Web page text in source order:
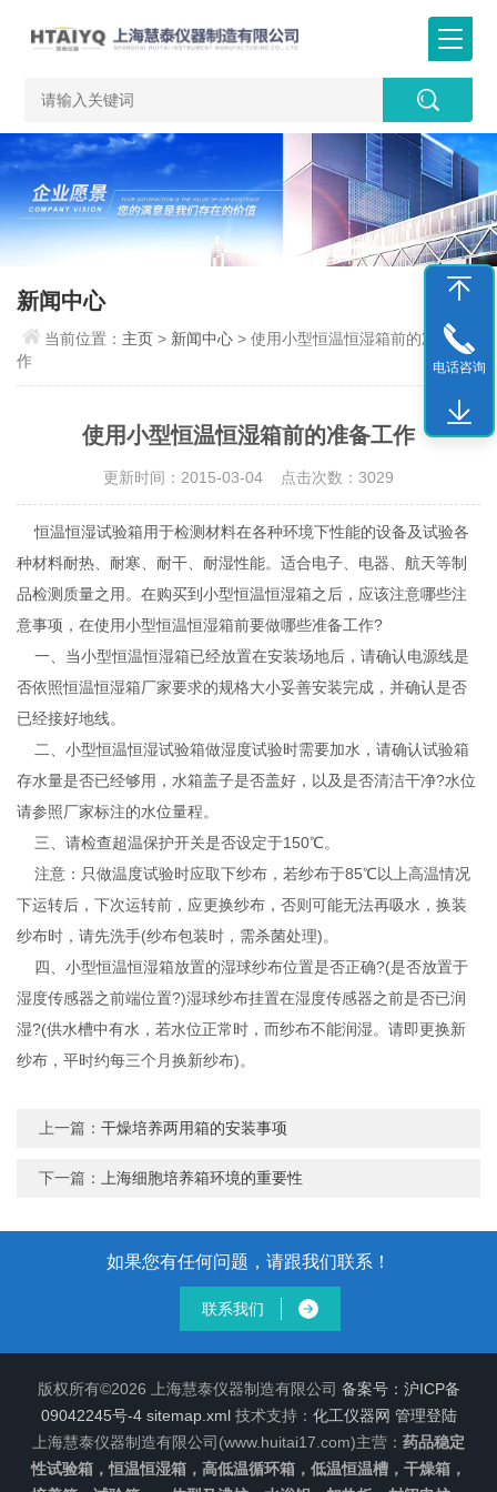
新闻中心
当前位置： 主页 > 新闻中心 > 使用小型恒温恒湿箱前的准备工
作
使用小型恒温恒湿箱前的准备工作
更新时间：2015-03-04 点击次数：3029
恒温恒湿试验箱用于检测材料在各种环境下性能的设备及试验各
种材料耐热、耐寒、耐干、耐湿性能。适合电子、电器、航天等制
品检测质量之用。在购买到小型恒温恒湿箱之后，应该注意哪些注
意事项，在使用小型恒温恒湿箱前要做哪些准备工作?
一、当小型恒温恒湿箱已经放置在安装场地后，请确认电源线是
否依照恒温恒湿箱厂家要求的规格大小妥善安装完成，并确认是否
已经接好地线。
二、小型恒温恒湿试验箱做湿度试验时需要加水，请确认试验箱
存水量是否已经够用，水箱盖子是否盖好，以及是否清洁干净?水位
请参照厂家标注的水位量程。
三、请检查超温保护开关是否设定于150℃。
注意：只做温度试验时应取下纱布，若纱布于85℃以上高温情况
下运转后，下次运转前，应更换纱布，否则可能无法再吸水，换装
纱布时，请先洗手(纱布包装时，需杀菌处理)。
四、小型恒温恒湿箱放置的湿球纱布位置是否正确?(是否放置于
湿度传感器之前端位置?)湿球纱布挂置在湿度传感器之前是否已润
湿?(供水槽中有水，若水位正常时，而纱布不能润湿。请即更换新
纱布，平时约每三个月换新纱布)。
上一篇：干燥培养两用箱的安装事项
下一篇：上海细胞培养箱环境的重要性
如果您有任何问题，请跟我们联系！
联系我们
版权所有©2026 上海慧泰仪器制造有限公司 备案号：沪ICP备
09042245号-4 sitemap.xml技术支持： 化工仪器网 管理登陆
上海慧泰仪器制造有限公司(www.huitai17.com)主营： 药品稳定
性试验箱，恒温恒湿箱，高低温循环箱，低温恒温槽，干燥箱，
电话咨询